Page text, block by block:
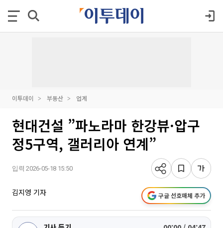
이투데이 부동산 업계
현대건설 ”파노라마 한강뷰·압구
정5구역, 갤러리아 연계”
입력 2026-05-18 15:50
김지영 기자 구글 선호매체 추가